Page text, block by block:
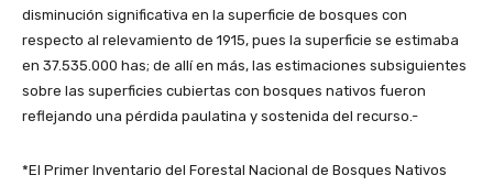
disminución significativa en la superficie de bosques con
respecto al relevamiento de 1915, pues la superficie se estimaba
en 37.535.000 has; de allí en más, las estimaciones subsiguientes
sobre las superficies cubiertas con bosques nativos fueron
reflejando una pérdida paulatina y sostenida del recurso.-
*El Primer Inventario del Forestal Nacional de Bosques Nativos